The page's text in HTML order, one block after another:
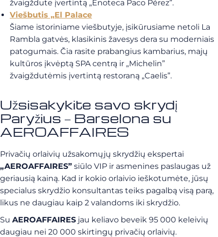
žvaigždute įvertintą „Enoteca Paco Pérez”.
Viešbutis „El Palace
Šiame istoriniame viešbutyje, įsikūrusiame netoli La
Rambla gatvės, klasikinis žavesys dera su moderniais
patogumais. Čia rasite prabangius kambarius, majų
kultūros įkvėptą SPA centrą ir „Michelin”
žvaigždutėmis įvertintą restoraną „Caelis”.
Užsisakykite savo skrydį
Paryžius – Barselona su
AEROAFFAIRES
Privačių orlaivių užsakomųjų skrydžių ekspertai
„AEROAFFAIRES” siūlo VIP ir asmenines paslaugas už
geriausią kainą. Kad ir kokio orlaivio ieškotumėte, jūsų
specialus skrydžio konsultantas teiks pagalbą visą parą,
likus ne daugiau kaip 2 valandoms iki skrydžio.
Su AEROAFFAIRES jau keliavo beveik 95 000 keleivių
daugiau nei 20 000 skirtingų privačių orlaivių.